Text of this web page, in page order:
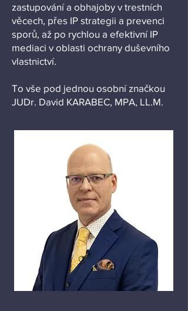
zastupování a obhajoby v trestních
věcech, přes IP strategii a prevenci
sporů, až po rychlou a efektivní IP
mediaci v oblasti ochrany duševního
vlastnictví.
To vše pod jednou osobní značkou
JUDr. David KARABEC, MPA, LL.M.